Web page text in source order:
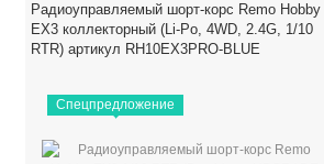
Радиоуправляемый шорт-корс Remo Hobby
EX3 коллекторный (Li-Po, 4WD, 2.4G, 1/10
RTR) артикул RH10EX3PRO-BLUE
Спецпредложение